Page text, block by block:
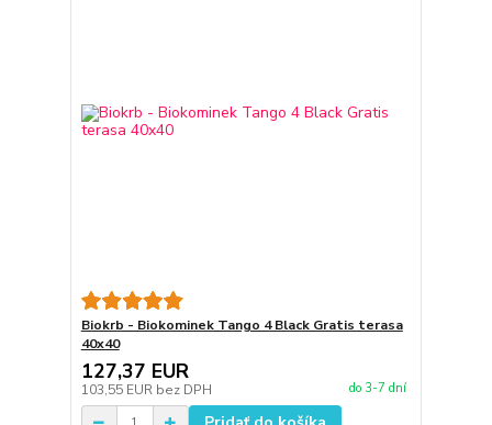
Biokrb - Biokominek Tango 4 Black Gratis terasa
40x40
127,37 EUR
103,55 EUR bez DPH do 3-7 dní